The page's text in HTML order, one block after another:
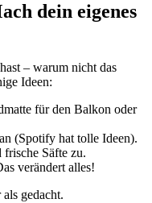
dein eigenes
– warum nicht das
Ideen:
für den Balkon oder
(Spotify hat tolle Ideen).
frische Säfte zu.
verändert alles!
gedacht.